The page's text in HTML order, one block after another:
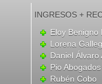
INGRESOS +
Eloy Benigno
Lorena
Daniel Álvaro
Pio
Rubén Cobo